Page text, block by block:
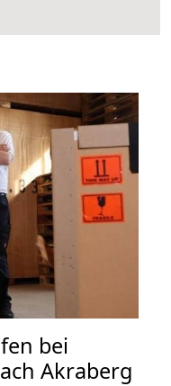
bei
Akraberg